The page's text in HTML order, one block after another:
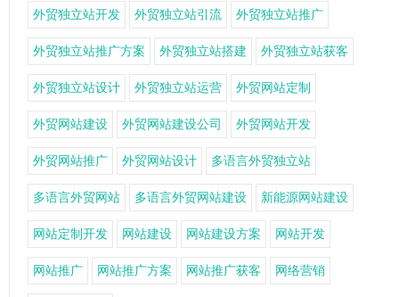
外贸独立站开发 外贸独立站引流 外贸独立站推广
外贸独立站推广方案 外贸独立站搭建 外贸独立站获客
外贸独立站设计 外贸独立站运营 外贸网站定制
外贸网站建设 外贸网站建设公司 外贸网站开发
外贸网站推广 外贸网站设计 多语言外贸独立站
多语言外贸网站 多语言外贸网站建设 新能源网站建设
网站定制开发 网站建设 网站建设方案 网站开发
网站推广 网站推广方案 网站推广获客 网络营销